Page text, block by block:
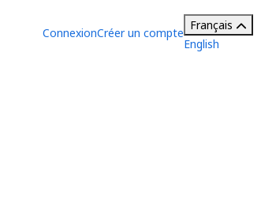
ConnexionCréer un compte
Français
English